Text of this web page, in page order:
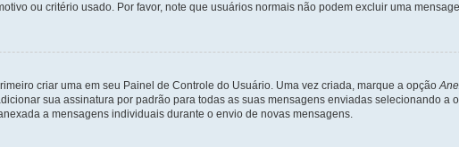
ou critério usado. Por favor, note que usuários normais não podem excluir uma
criar uma em seu Painel de Controle do Usuário. Uma vez criada, marque a opção
sua assinatura por padrão para todas as suas mensagens enviadas selecionando a
a mensagens individuais durante o envio de novas mensagens.